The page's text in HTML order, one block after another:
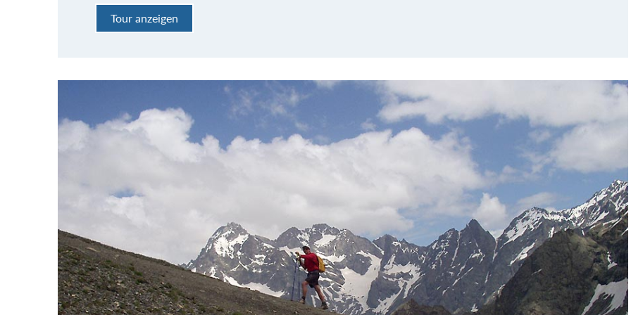
Tour anzeigen